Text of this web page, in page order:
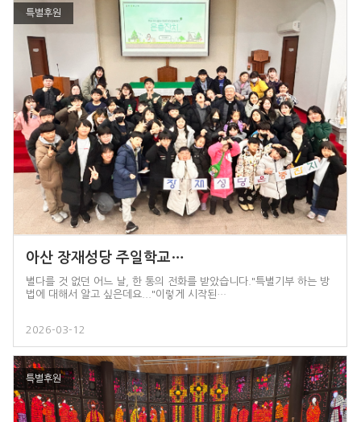
특별후원
아산 장재성당 주일학교…
별다를 것 없던 어느 날, 한 통의 전화를 받았습니다."특별기부 하는 방
법에 대해서 알고 싶은데요..."이렇게 시작된…
2026-03-12
특별후원